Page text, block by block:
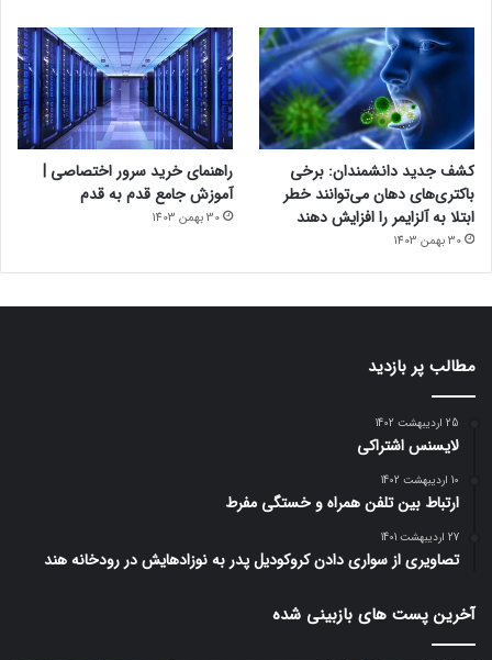
کشف جدید دانشمندان: برخی
باکتری‌های دهان می‌توانند خطر
ابتلا به آلزایمر را افزایش دهند
30 بهمن 1403
راهنمای خرید سرور اختصاصی |
آموزش جامع قدم به قدم
30 بهمن 1403
مطالب پر بازدید
25 اردیبهشت 1402
لایسنس اشتراکی
10 اردیبهشت 1402
ارتباط بین تلفن همراه و خستگی مفرط
27 اردیبهشت 1401
تصاویری از سواری دادن کروکودیل پدر به نوزادهایش در رودخانه هند
آخرین پست های بازبینی شده